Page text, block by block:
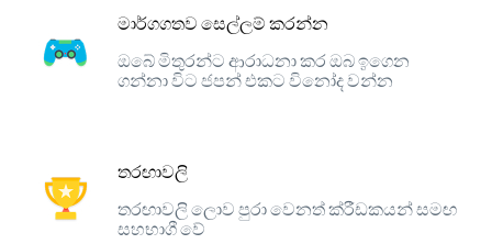
මාර්ගගතව සෙල්ලම් කරන්න
ඔබේ මිතුරන්ට ආරාධනා කර ඔබ ඉගෙන
ගන්නා විට ජපන් එකට විනෝද වන්න
තරඟාවලි
තරඟාවලි ලොව පුරා වෙනත් ක්රීඩකයන් සමඟ
සහභාගී වේ